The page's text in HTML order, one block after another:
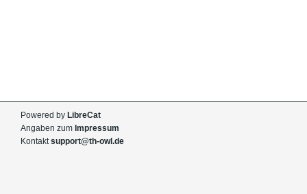
Powered by LibreCat
Angaben zum Impressum
Kontaktsupport@th-owl.de